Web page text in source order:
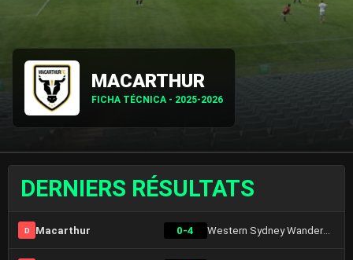
MACARTHUR
FICHA TÉCNICA - 2025-2026
DERNIERS RÉSULTATS
D Macarthur 0-4 Western Sydney Wanderers